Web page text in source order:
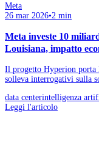
Meta
26 mar 2026•2 min
Meta investe 10
Louisiana, impatto
Il progetto Hyperion porta
solleva interrogativi sulla
data centerintelligenza
Leggi l'articolo